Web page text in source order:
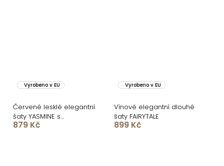
Vyrobeno v EU
Červené lesklé elegantní
šaty YASMINE s
rozparkem
879 Kč
Vyrobeno v EU
Vínové elegantní dlouhé
šaty FAIRYTALE
899 Kč